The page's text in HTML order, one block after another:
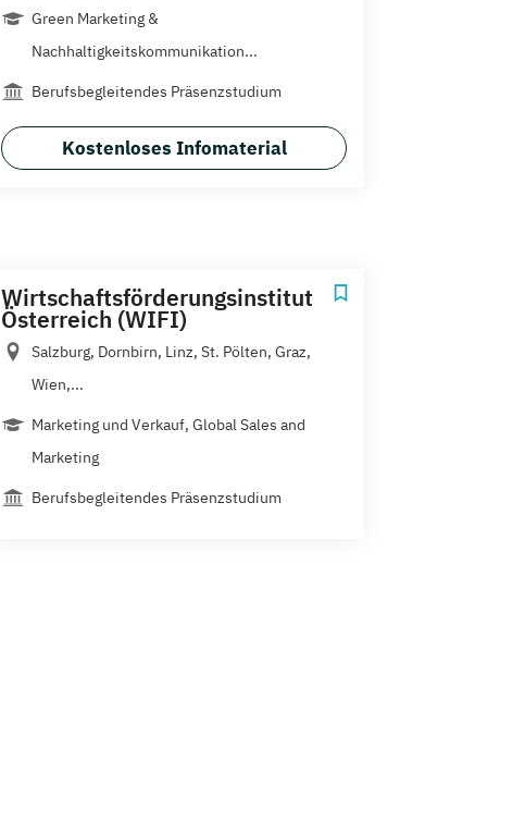
Green Marketing &
Nachhaltigkeitskommunikation...
Berufsbegleitendes Präsenzstudium
Kostenloses Infomaterial
Wirtschaftsförderungsinstitut
Österreich (WIFI)
Salzburg, Dornbirn, Linz, St. Pölten, Graz,
Wien,...
Marketing und Verkauf, Global Sales and
Marketing
Berufsbegleitendes Präsenzstudium